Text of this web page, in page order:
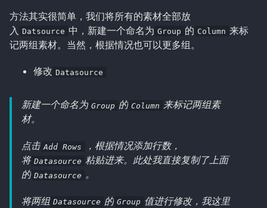
方法其实很简单，我们将所有的素材全部放
入 Datsource 中，新建一个命名为 Group 的 Column 来标
记两组素材。当然，根据情况也可以更多组。
修改 Datasource
新建一个命名为 Group 的 Column 来标记两组素
材。
点击 Add Rows
，根据情况添加行数，
将 Datasource 粘贴进来。此处我直接复制了上面
的 Datasource 。
将两组 Datasource 的 Group 值进行修改，我这里